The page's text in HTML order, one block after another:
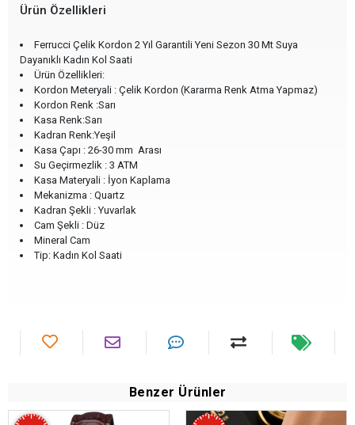
Ürün Özellikleri
Ferrucci Çelik Kordon 2 Yıl Garantili Yeni Sezon 30 Mt Suya
Dayanıklı Kadın Kol Saati
Ürün Özellikleri:
Kordon Meteryali : Çelik Kordon (Kararma Renk Atma Yapmaz)
Kordon Renk :Sarı
Kasa Renk:Sarı
Kadran Renk:Yeşil
Kasa Çapı : 26-30 mm Arası
Su Geçirmezlik : 3 ATM
Kasa Materyali : İyon Kaplama
Mekanizma : Quartz
Kadran Şekli : Yuvarlak
Cam Şekli : Düz
Mineral Cam
Tip: Kadın Kol Saati
Benzer Ürünler